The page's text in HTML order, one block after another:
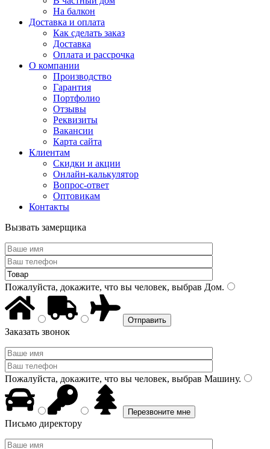
На балкон
Доставка и оплата
Как сделать заказ
Доставка
Оплата и рассрочка
О компании
Производство
Гарантия
Портфолио
Отзывы
Реквизиты
Вакансии
Карта сайта
Клиентам
Скидки и акции
Онлайн-калькулятор
Вопрос-ответ
Оптовикам
Контакты
Вызвать замерщика
Пожалуйста, докажите, что вы человек, выбрав Дом.
Заказать звонок
Пожалуйста, докажите, что вы человек, выбрав Машину.
Письмо директору